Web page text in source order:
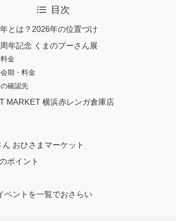
目次
とは？2026年の位置づけ
年記念 くまのプーさん展
金
期・料金
確認先
MARKET 横浜赤レンガ倉庫店
ん おひさまマーケット
ポイント
ベントを一覧でおさらい